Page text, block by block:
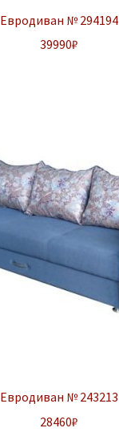
Евродиван № 294194
39990₽
Евродиван № 243213
28460₽